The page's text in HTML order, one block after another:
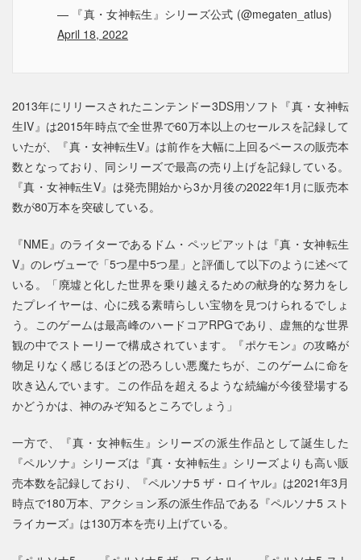
— 『真・女神転生』シリーズ公式 (@megaten_atlus)
April 18, 2022
2013年にリリースされたニンテンドー3DS用ソフト『真・女神転
生IV』は2015年時点で全世界で60万本以上のセールスを記録して
いたが、『真・女神転生V』は前作を大幅に上回るペースの販売本
数となっており、同シリーズで最高の売り上げを記録している。
『真・女神転生V』は発売開始から3か月後の2022年1月に販売本
数が80万本を突破している。
『NME』のライターであるドム・ペッピアットは『真・女神転生
V』のレヴューで「5つ星中5つ星」と評価して以下のように述べて
いる。「廃墟と化した世界を乗り越えるための献身的な努力をし
たプレイヤーは、心に残る素晴らしい宝物を見つけられるでしょ
う。このゲームは最高峰のハードコアRPGであり、虚無的な世界
観の中でストーリーで構成されています。『ポケモン』の攻略が
物足りなく感じるほどの恐ろしい悪魔たちが、このゲームに命を
吹き込んでいます。この作品を超えるような続編が今後登場する
かどうかは、神のみぞ知るところでしょう」
一方で、『真・女神転生』シリーズの派生作品として誕生した
『ペルソナ』シリーズは『真・女神転生』シリーズよりも高い販
売本数を記録しており、『ペルソナ5 ザ・ロイヤル』は2021年3月
時点で180万本、アクション系の派生作品である『ペルソナ5 スト
ライカーズ』は130万本を売り上げている。